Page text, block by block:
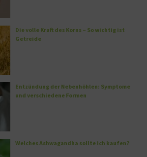
Die volle Kraft des Korns – So wichtig ist
Getreide
Entzündung der Nebenhöhlen: Symptome
und verschiedene Formen
Welches Ashwagandha sollte ich kaufen?